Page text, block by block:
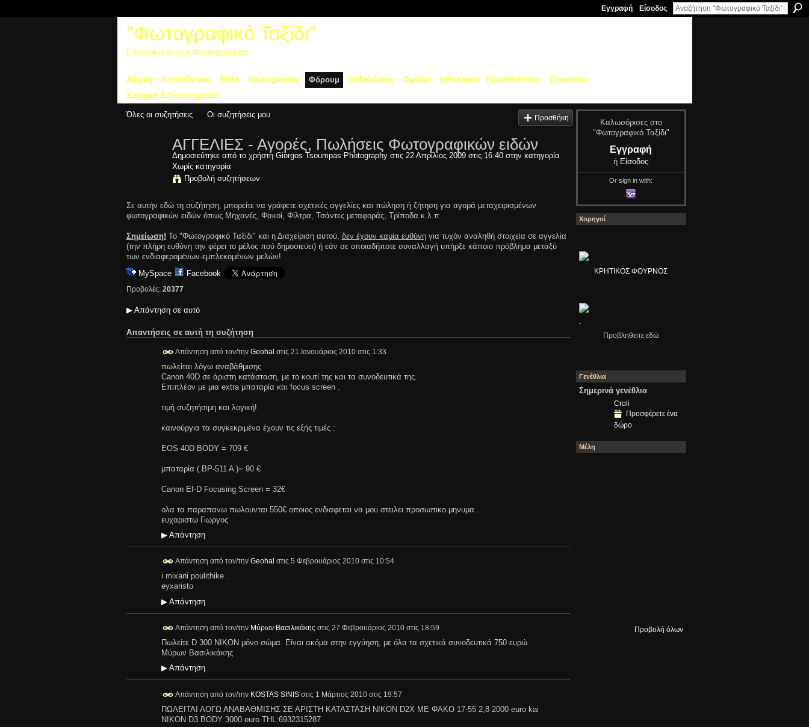
Εγγραφή Είσοδος
"Φωτογραφικό Ταξίδι"
Ελληνική Λέσχη Φωτογραφίας
Αρχική Η σελίδα μου Μέλη Φωτογραφίες Φόρουμ Εκδηλώσεις Ομάδες Ιστολόγια Προυποθέσεις
Συνομιλία
Χορηγοί & Υποστηρικτές
Όλες οι συζητήσεις Οι συζητήσεις μου Προσθήκη
ΑΓΓΕΛΙΕΣ - Αγορές, Πωλήσεις Φωτογραφικών ειδών
Δημοσιεύτηκε από το χρήστη Giorgos Tsoumpas Photographyστις 22 Απρίλιος 2009 στις 16:40 στην κατηγορία
Χωρίς κατηγορία
Προβολή συζητήσεων
Σε αυτήν εδώ τη συζήτηση, μπορείτε να γράφετε σχετικές αγγελίες και πώληση ή ζήτηση για αγορά μεταχειρισμένων
φωτογραφικών ειδών όπως Μηχανές, Φακοί, Φίλτρα, Τσάντες μεταφοράς, Τρίποδα κ.λ.π
Σημείωση! Το "Φωτογραφικό Ταξίδι" και η Διαχείριση αυτού, δεν έχουν καμία ευθύνηγια τυχόν αναληθή στοιχεία σε αγγελία
(την πλήρη ευθύνη την φέρει το μέλος πού δημοσιεύει) ή εάν σε οποιαδήποτε συναλλαγή υπήρξε κάποιο πρόβλημα μεταξύ
των ενδιαφερομένων-εμπλεκομένων μελών!
MySpace
Facebook
Προβολές: 20377
▶Απάντηση σε αυτό
Απαντήσεις σε αυτή τη συζήτηση
Απάντηση από τον/την Geohal στις 21 Ιανουάριος 2010 στις 1:33
πωλεἰται λὀγω αναβἀθμισης
Canon 40D σε άριστη κατάσταση, με το κουτί της και τα συνοδευτικά της.
Επιπλέον με μια extra μπαταρία και focus screen .
τιμἠ συζητήσιμη και λογική!
καινούργια τα συγκεκριμένα έχουν τις εξής τιμές :
EOS 40D BODY = 709 €
μπαταρἰα ( BP-511 A )= 90 €
Canon Ef-D Focusing Screen = 32€
ολα τα παραπανω πωλουνται 550€ οποιος ενδιαφεται να μου στειλει προσωπικο μηνυμα .
ευχαριστω Γιωργος
▶Απάντηση
Απάντηση από τον/την Geohal στις 5 Φεβρουάριος 2010 στις 10:54
i mixani poulithike .
eyxaristo
▶Απάντηση
Απάντηση από τον/την Μύρων Βασιλικάκης στις 27 Φεβρουάριος 2010 στις 18:59
Πωλείτε D 300 NIKON μόνο σώμα. Eίναι ακόμα στην εγγύηση, με όλα τα σχετικά συνοδευτικά 750 ευρώ .
Μύρων Βασιλικάκης
▶Απάντηση
Απάντηση από τον/την KOSTAS SINISστις 1 Μάρτιος 2010 στις 19:57
ΠΩΛΕΙΤΑΙ ΛΟΓΩ ΑΝΑΒΑΘΜΙΣΗΣ ΣΕ ΑΡΙΣΤΗ ΚΑΤΑΣΤΑΣΗ NIKON D2X MΕ ΦΑΚΟ 17-55 2,8 2000 euro kai
NIKON D3 BODY 3000 euro THL:6932315287
Καλωσόρισες στο
"Φωτογραφικό Ταξίδι"
Εγγραφή
ή Είσοδος
Or sign in with:
Χορηγοί
ΚΡΗΤΙΚΟΣ ΦΟΥΡΝΟΣ
-
Προβληθειτε εδώ
Γενέθλια
Σημερινά γενέθλια
Croli
Προσφέρετε ένα
δώρο
Μέλη
Προβολή όλων